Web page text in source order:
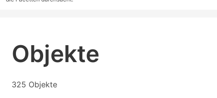
Objekte
325 Objekte